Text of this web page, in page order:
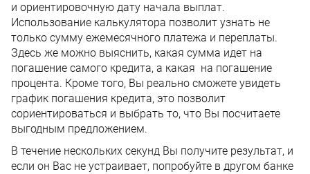
и ориентировочную дату начала выплат.
Использование калькулятора позволит узнать не
только сумму ежемесячного платежа и переплаты.
Здесь же можно выяснить, какая сумма идет на
погашение самого кредита, а какая на погашение
процента. Кроме того, Вы реально сможете увидеть
график погашения кредита, это позволит
сориентироваться и выбрать то, что Вы посчитаете
выгодным предложением.
В течение нескольких секунд Вы получите результат, и
если он Вас не устраивает, попробуйте в другом банке